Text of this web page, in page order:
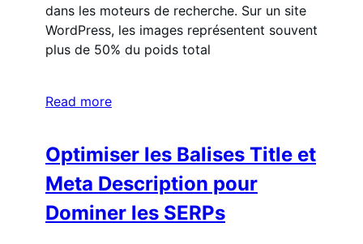
dans les moteurs de recherche. Sur un site
WordPress, les images représentent souvent
plus de 50% du poids total
Read more
Optimiser les Balises Title et
Meta Description pour
Dominer les SERPs